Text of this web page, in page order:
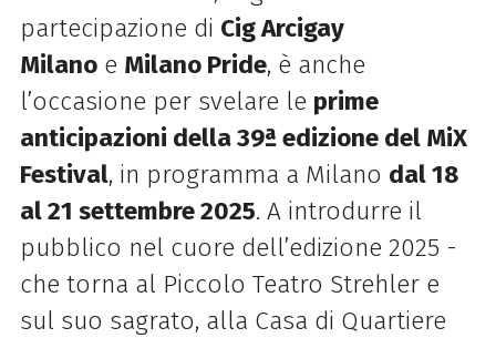
partecipazione di Cig Arcigay
Milanoe Milano Pride, è anche
l’occasione per svelare le prime
anticipazioni della 39ª edizione del MiX
Festival, in programma a Milano dal 18
al 21 settembre 2025. A introdurre il
pubblico nel cuore dell’edizione 2025 -
che torna al Piccolo Teatro Strehler e
sul suo sagrato, alla Casa di Quartiere